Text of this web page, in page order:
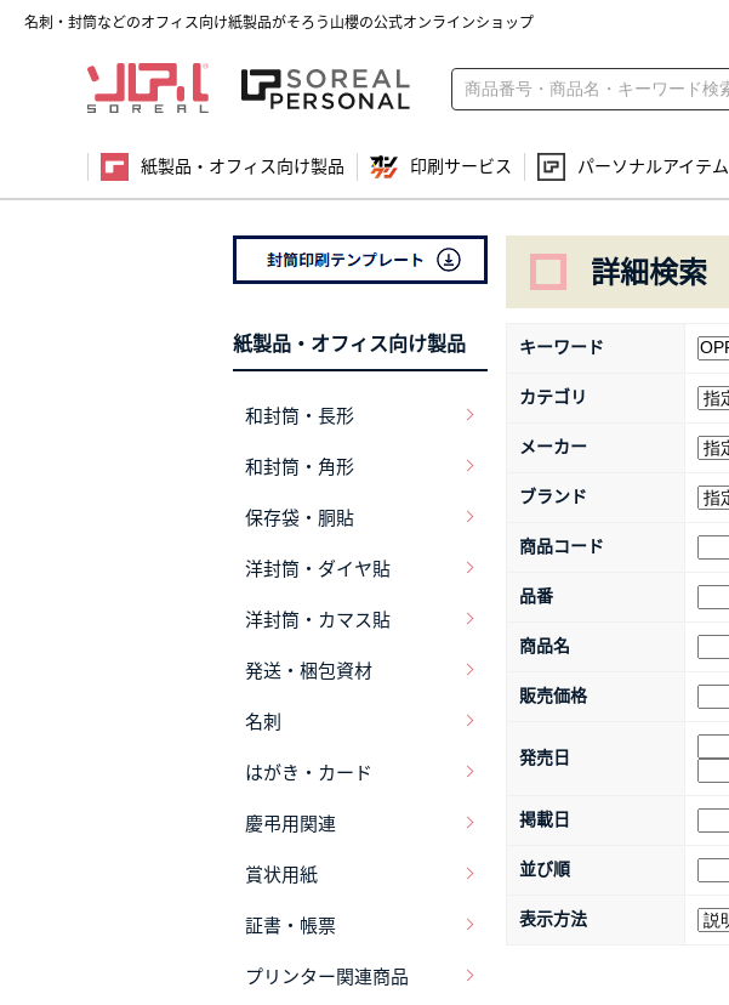
名刺・封筒などのオフィス向け紙製品がそろう山櫻の公式オンラインショップ
紙製品・オフィス向け製品 印刷サービス パーソナルアイテム
詳細検索
キーワード
カテゴリ
メーカー
ブランド
商品コード
品番
商品名
販売価格
発売日
掲載日
並び順
表示方法
紙製品・オフィス向け製品
和封筒・長形
和封筒・角形
保存袋・胴貼
洋封筒・ダイヤ貼
洋封筒・カマス貼
発送・梱包資材
名刺
はがき・カード
慶弔用関連
賞状用紙
証書・帳票
プリンター関連商品